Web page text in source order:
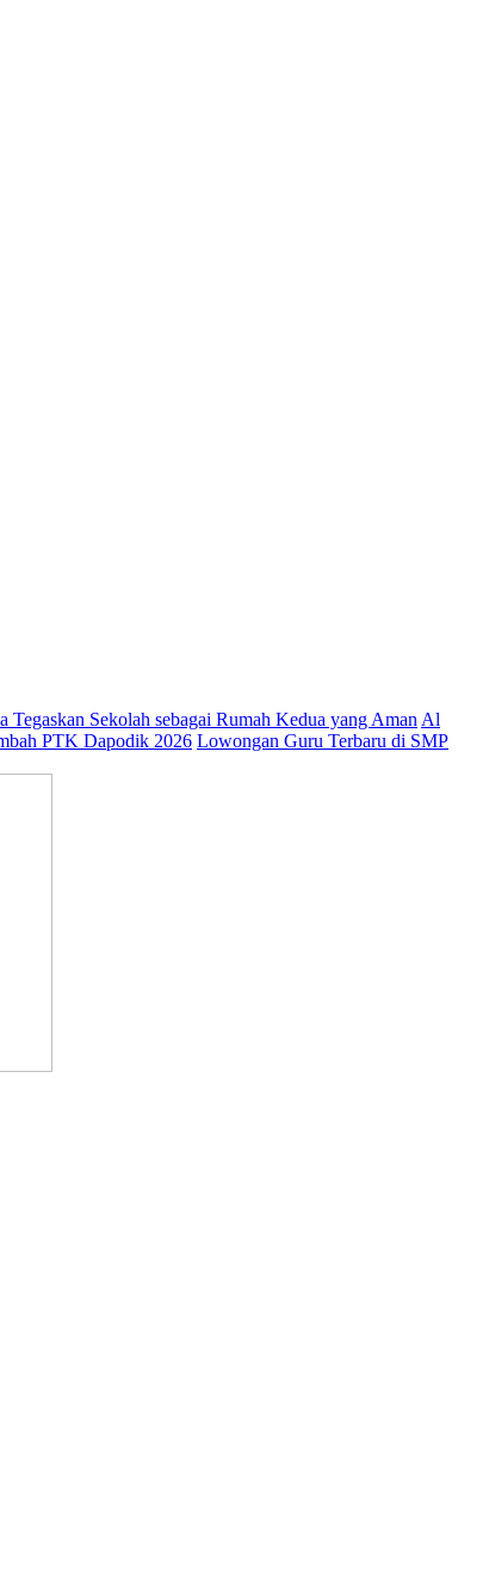
Sekolah sebagai Rumah Kedua yang Aman Al
PTK Dapodik 2026 Lowongan Guru Terbaru di SMP